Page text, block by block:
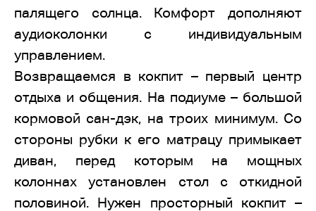
палящего солнца. Комфорт дополняют
аудиоколонки с индивидуальным
управлением.
Возвращаемся в кокпит – первый центр
отдыха и общения. На подиуме – большой
кормовой сан-дэк, на троих минимум. Со
стороны рубки к его матрацу примыкает
диван, перед которым на мощных
колоннах установлен стол с откидной
половиной. Нужен просторный кокпит –